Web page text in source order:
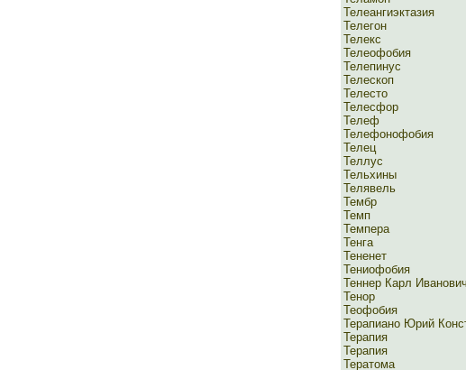
Телеангиэктазия
Телегон
Телекс
Телеофобия
Телепинус
Телескоп
Телесто
Телесфор
Телеф
Телефонофобия
Телец
Теллус
Тельхины
Телявель
Тембр
Темп
Темпера
Тенга
Тененет
Тениофобия
Теннер Карл Иванович
Тенор
Теофобия
Терапиано Юрий
Терапия
Терапия
Тератома